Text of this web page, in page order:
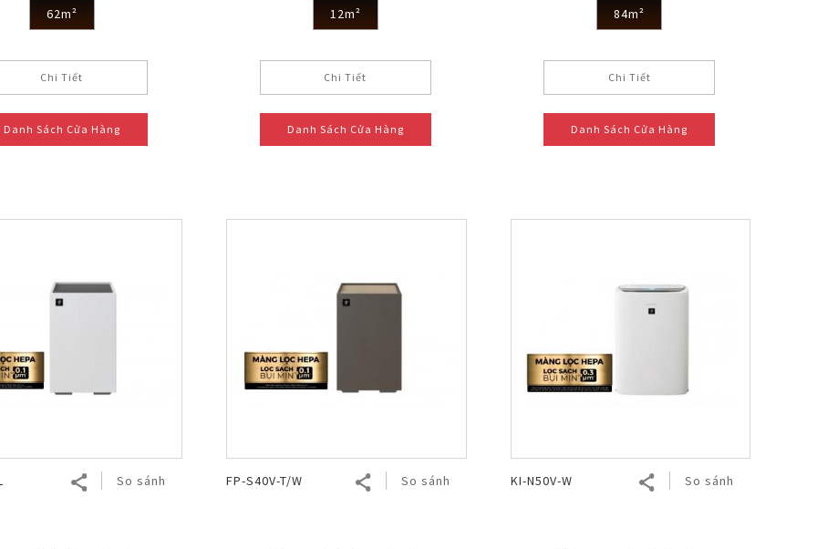
62m²
Chi Tiết
Danh Sách Cửa Hàng
12m²
Chi Tiết
Danh Sách Cửa Hàng
84m²
Chi Tiết
Danh Sách Cửa Hàng
So sánh FP-S40V-T/W So sánh KI-N50V-W So sánh